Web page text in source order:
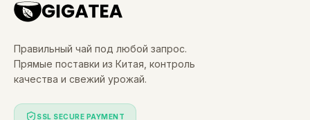
Правильный чай под любой запрос.
Прямые поставки из Китая, контроль
качества и свежий урожай.
SSL SECURE PAYMENT